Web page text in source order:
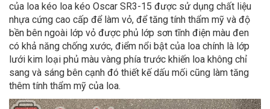
của loa kéo loa kéo Oscar SR3-15 được sử dụng chất liệu
nhựa cứng cao cấp để làm vỏ, để tăng tính thẩm mỹ và độ
bền bên ngoài lớp vỏ được phủ lớp sơn tĩnh điện màu đen
có khả năng chống xước, điểm nổi bật của loa chính là lớp
lưới kim loại phủ màu vàng phía trước khiến loa không chỉ
sang và sáng bên cạnh đó thiết kế dấu mối cũng làm tăng
thêm tính thẩm mỹ của loa.